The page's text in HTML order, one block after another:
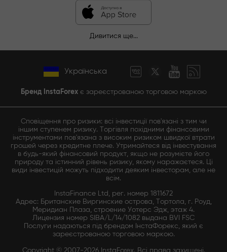
Дивитися ще...
Українська
Бренд InstaForexє зареєстрованою торговою маркою
Сповіщення про ризики: всі інвестиції пов'язані з тим чи
іншим ступенем ризику. Торгівля похідними фінансовими
інструментами пов'язана з високим ризиком швидкої втрати
грошей через кредитне плече. Утримайтеся від інвестування
в будь-який фінансовий продукт, якщо не розумієте його
природу та істинний рівень ризику, якому наражаєтеся. Ці
види інвестицій можуть підходити деяким інвесторам, але не
всім.
InstaFinance Ltd, рег. номер 1811672
Адрес: Британские Виргинские острова, Тортола, г. Роуд,
Меридиан Плаза, строение Уотерс Эдж, этаж 4.
Лицензия номер SIBA/L/14/1082 выдана BVI FSC
Послуги надаються під брендом ІнстаФорекс, який є
зареєстрованою торговою маркою.
Copyright © 2007-2026 InstaForex. Всі права захищені.